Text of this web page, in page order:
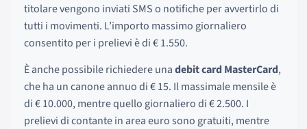
titolare vengono inviati SMS o notifiche per avvertirlo di
tutti i movimenti. L’importo massimo giornaliero
consentito per i prelievi è di € 1.550.
È anche possibile richiedere unadebit card MasterCard,
che ha un canone annuo di € 15. Il massimale mensile è
di € 10.000, mentre quello giornaliero di € 2.500. I
prelievi di contante in area euro sono gratuiti, mentre